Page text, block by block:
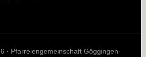
· Pfarreiengemeinschaft Göggingen-